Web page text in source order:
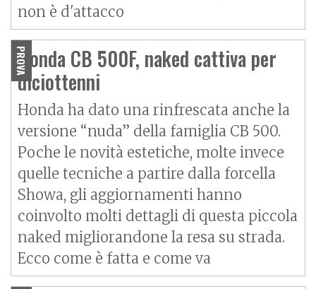
non è d'attacco
PROVA
Honda CB 500F, naked cattiva per
diciottenni
Honda ha dato una rinfrescata anche la
versione “nuda” della famiglia CB 500.
Poche le novità estetiche, molte invece
quelle tecniche a partire dalla forcella
Showa, gli aggiornamenti hanno
coinvolto molti dettagli di questa piccola
naked migliorandone la resa su strada.
Ecco come è fatta e come va